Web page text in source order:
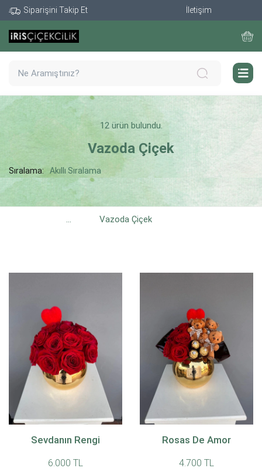
Siparişini Takip Et İletişim
12 ürün bulundu.
Vazoda Çiçek
Sıralama: Akıllı Sıralama
... Vazoda Çiçek
Sevdanın Rengi
6.000 TL
Rosas De Amor
4.700 TL